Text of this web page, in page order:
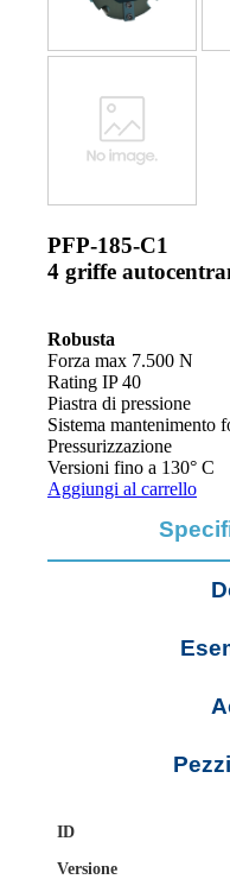
PFP-185-C1
4 griffe
Robusta
Forza max 7.500 N
Rating IP 40
Piastra di pressione
Sistema mantenimento
Pressurizzazione
Versioni fino a 130° C
Aggiungi al carrello
ID
Versione